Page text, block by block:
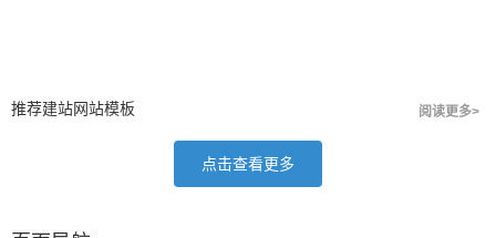
推荐建站网站模板 阅读更多>
点击查看更多